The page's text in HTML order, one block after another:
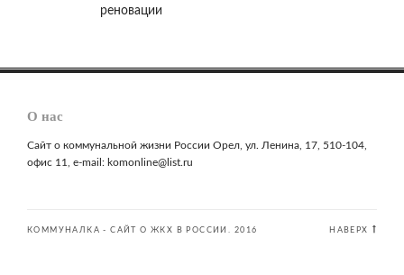
реновации
О нас
Сайт о коммунальной жизни России Орел, ул. Ленина, 17, 510-104,
офис 11, e-mail: komonline@list.ru
КОММУНАЛКА - САЙТ О ЖКХ В РОССИИ. 2016 НАВЕРХ